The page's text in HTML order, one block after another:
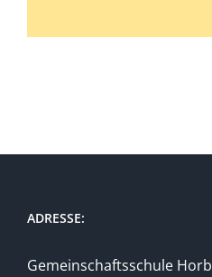
ADRESSE:
Gemeinschaftsschule Horb